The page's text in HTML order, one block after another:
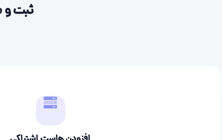
ثبت و